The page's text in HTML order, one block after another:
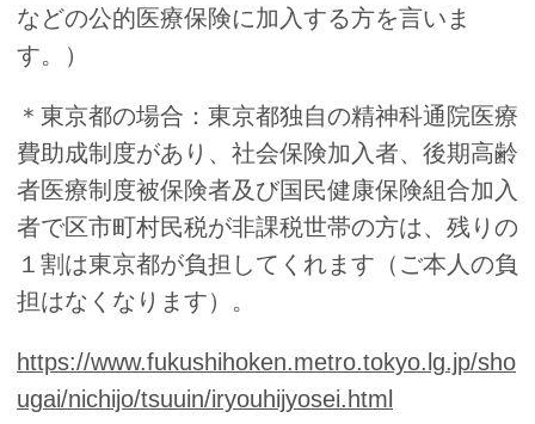
などの公的医療保険に加入する方を言いま
す。）
＊東京都の場合：東京都独自の精神科通院医療
費助成制度があり、社会保険加入者、後期高齢
者医療制度被保険者及び国民健康保険組合加入
者で区市町村民税が非課税世帯の方は、残りの
１割は東京都が負担してくれます（ご本人の負
担はなくなります）。
https://www.fukushihoken.metro.tokyo.lg.jp/sho
ugai/nichijo/tsuuin/iryouhijyosei.html